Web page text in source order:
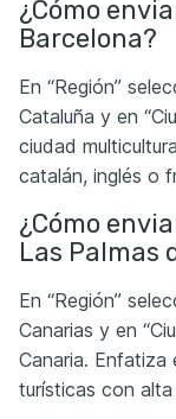
¿Cómo
Barcelona?
En “Región”
Cataluña y en
ciudad
catalán, inglés o
¿Cómo
Las Palmas
En “Región”
Canarias y en
Canaria.
turísticas con